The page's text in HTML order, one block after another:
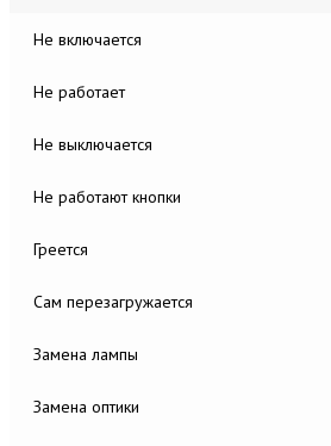
Не включается
Не работает
Не выключается
Не работают кнопки
Греется
Сам перезагружается
Замена лампы
Замена оптики